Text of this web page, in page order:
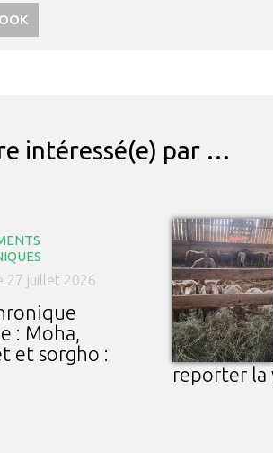
intéressé(e) par …
27 juillet 2026
: Moha,
et sorgho :
reporter la